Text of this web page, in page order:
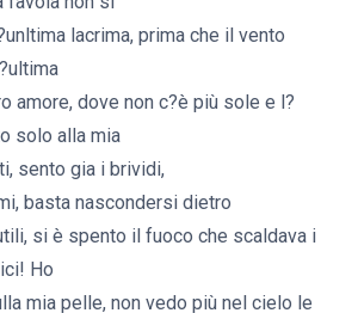
lacrima, prima che il vento
amore, dove non c?è più sole e l?
solo alla mia
sento gia i brividi,
basta nascondersi dietro
si è spento il fuoco che scaldava i
Ho
mia pelle, non vedo più nel cielo le